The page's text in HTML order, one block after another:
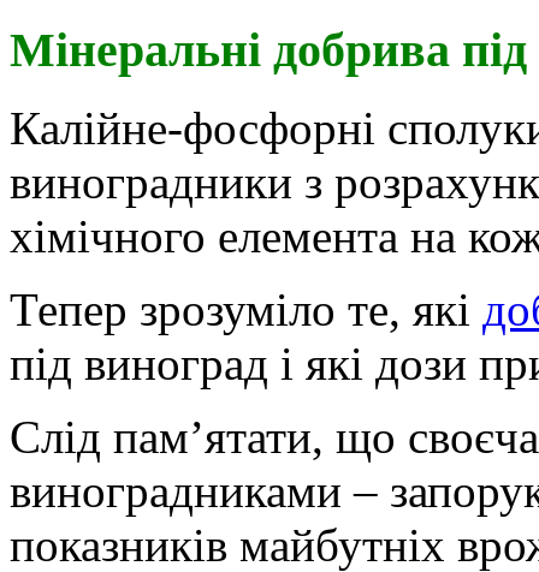
Мінеральні добрива
Калійне-фосфорні
виноградники з
хімічного елемента на
Тепер зрозуміло те, які
під виноград і які дози
Слід пам’ятати, що
виноградниками –
показників майбутніх